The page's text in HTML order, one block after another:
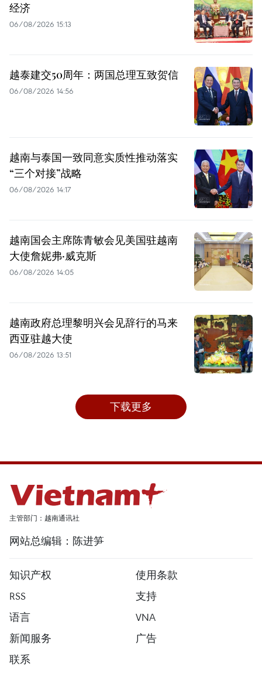
经济
06/08/2026 15:13
越泰建交50周年：两国总理互致贺信
06/08/2026 14:56
越南与泰国一致同意实质性推动落实
“三个对接”战略
06/08/2026 14:17
越南国会主席陈青敏会见美国驻越南
大使詹妮弗·威克斯
06/08/2026 14:05
越南政府总理黎明兴会见辞行的马来
西亚驻越大使
06/08/2026 13:51
下载更多
主管部门：越南通讯社
网站总编辑：陈进笋
知识产权
使用条款
RSS
支持
语言
VNA
新闻服务
广告
联系